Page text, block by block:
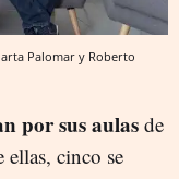
Palomar y Roberto
por sus aulas de
cinco se